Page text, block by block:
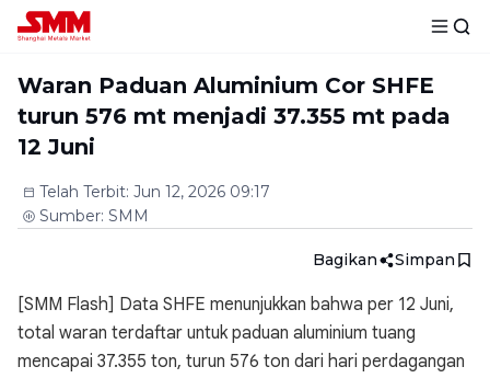
Waran Paduan Aluminium Cor SHFE
turun 576 mt menjadi 37.355 mt pada
12 Juni
Telah Terbit: Jun 12, 2026 09:17
Sumber: SMM
Bagikan Simpan
[SMM Flash] Data SHFE menunjukkan bahwa per 12 Juni,
total waran terdaftar untuk paduan aluminium tuang
mencapai 37.355 ton, turun 576 ton dari hari perdagangan